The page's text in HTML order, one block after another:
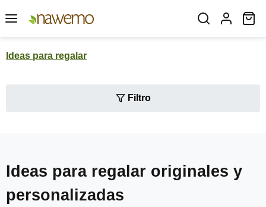
Saltar al contenido principal
Ideas para regalar
Filtro
Ideas para regalar originales y
personalizadas